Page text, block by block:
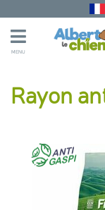
MENU
Rayon